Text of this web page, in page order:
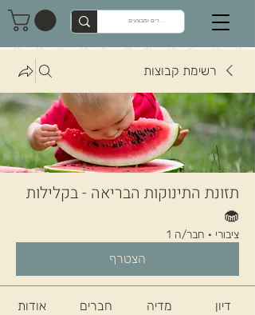
רשימת קבוצות
תזונת התינוקות הבריאה - בקלילות
🧁
ציבורי · חבר/ה 1
הצטרף
דיון מדיה חברים אודות